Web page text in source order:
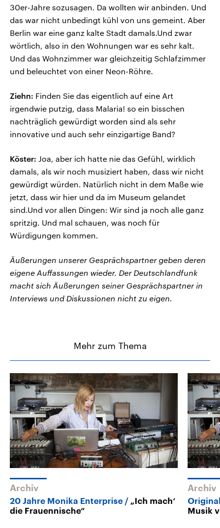
30er-Jahre sozusagen. Da wollten wir anbinden. Und
das war nicht unbedingt kühl von uns gemeint. Aber
Berlin war eine ganz kalte Stadt damals.Und zwar
wörtlich, also in den Wohnungen war es sehr kalt.
Und das Wohnzimmer war gleichzeitig Schlafzimmer
und beleuchtet von einer Neon-Röhre.
Ziehn: Finden Sie das eigentlich auf eine Art
irgendwie putzig, dass Malaria! so ein bisschen
nachträglich gewürdigt worden sind als sehr
innovative und auch sehr einzigartige Band?
Köster: Joa, aber ich hatte nie das Gefühl, wirklich
damals, als wir noch musiziert haben, dass wir nicht
gewürdigt würden. Natürlich nicht in dem Maße wie
jetzt, dass wir hier und da im Museum gelandet
sind.Und vor allen Dingen: Wir sind ja noch alle ganz
spritzig. Und mal schauen, was noch für
Würdigungen kommen.
Äußerungen unserer Gesprächspartner geben deren
eigene Auffassungen wieder. Der Deutschlandfunk
macht sich Äußerungen seiner Gesprächspartner in
Interviews und Diskussionen nicht zu eigen.
Mehr zum Thema
Archiv
20 Jahre Monika Enterprise
„Ich mach‘
die Frauennische“
Archiv
Musik